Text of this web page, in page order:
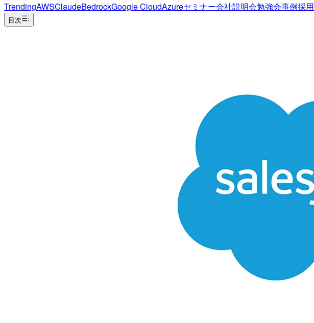
TrendingAWSClaudeBedrockGoogle CloudAzureセミナー会社説明会勉強会事例採用
目次